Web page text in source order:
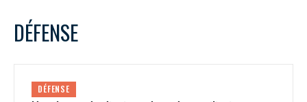
DÉFENSE
DÉFENSE